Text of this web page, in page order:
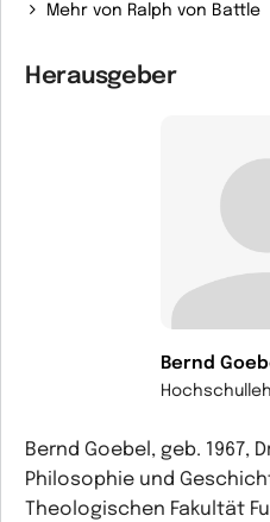
Mehr von Ralph von Battle
Herausgeber
Bernd
Bernd Goebel, geb. 1967,
Philosophie und
Theologischen Fakultät